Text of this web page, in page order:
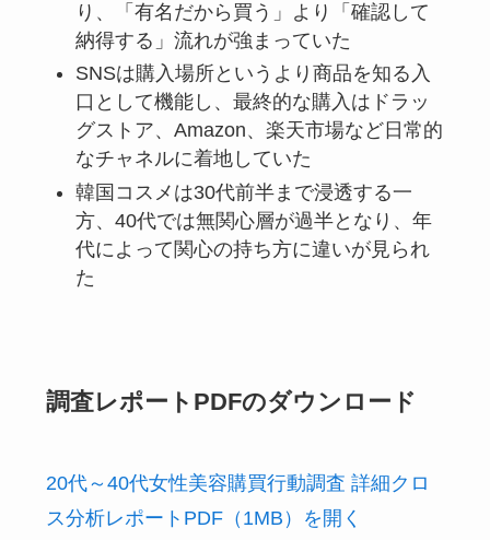
り、「有名だから買う」より「確認して
納得する」流れが強まっていた
SNSは購入場所というより商品を知る入
口として機能し、最終的な購入はドラッ
グストア、Amazon、楽天市場など日常的
なチャネルに着地していた
韓国コスメは30代前半まで浸透する一
方、40代では無関心層が過半となり、年
代によって関心の持ち方に違いが見られ
た
調査レポートPDFのダウンロード
20代～40代女性美容購買行動調査 詳細クロ
ス分析レポートPDF（1MB）を開く